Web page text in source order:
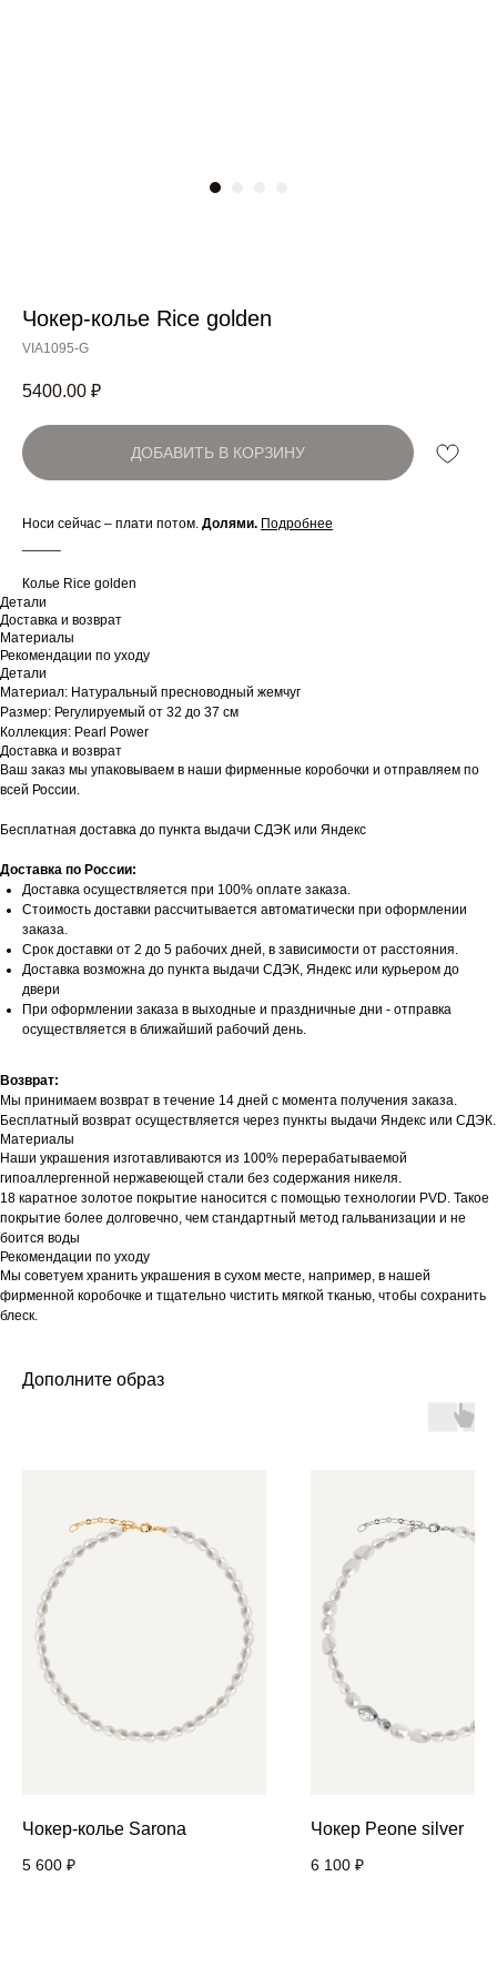
Чокер-колье Rice golden
Артикул:
VIA1095-G
5400.00 ₽
ДОБАВИТЬ В КОРЗИНУ
Носи сейчас – плати потом. Долями. Подробнее
Колье Rice golden
Детали
Доставка и возврат
Материалы
Рекомендации по уходу
Детали
Материал: Натуральный пресноводный жемчуг
Размер: Регулируемый от 32 до 37 см
Коллекция: Pearl Power
Доставка и возврат
Ваш заказ мы упаковываем в наши фирменные коробочки и отправляем по
всей России.
Бесплатная доставка до пункта выдачи СДЭК или Яндекс
Доставка по России:
Доставка осуществляется при 100% оплате заказа.
Стоимость доставки рассчитывается автоматически при оформлении
заказа.
Срок доставки от 2 до 5 рабочих дней, в зависимости от расстояния.
Доставка возможна до пункта выдачи СДЭК, Яндекс или курьером до
двери
При оформлении заказа в выходные и праздничные дни - отправка
осуществляется в ближайший рабочий день.
Возврат:
Мы принимаем возврат в течение 14 дней с момента получения заказа.
Бесплатный возврат осуществляется через пункты выдачи Яндекс или СДЭК.
Материалы
Наши украшения изготавливаются из 100% перерабатываемой
гипоаллергенной нержавеющей стали без содержания никеля.
18 каратное золотое покрытие наносится с помощью технологии PVD. Такое
покрытие более долговечно, чем стандартный метод гальванизации и не
боится воды
Рекомендации по уходу
Мы советуем хранить украшения в сухом месте, например, в нашей
фирменной коробочке и тщательно чистить мягкой тканью, чтобы сохранить
блеск.
Дополните образ
Чокер-колье Sarona
5 600 ₽
Чокер Peone silver
6 100 ₽